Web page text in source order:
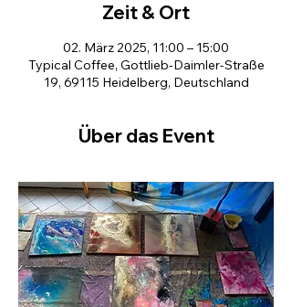
Zeit & Ort
02. März 2025, 11:00 – 15:00
Typical Coffee, Gottlieb-Daimler-Straße
19, 69115 Heidelberg, Deutschland
Über das Event